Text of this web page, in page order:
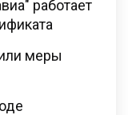
работает
меры